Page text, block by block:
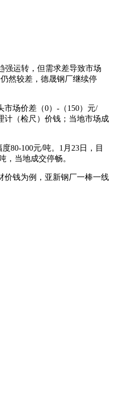
运转，但需求差导致市场
然较差，德晟钢厂继续停
场价差（0）-（150）元/
计（检尺）价钱；当地市场成
80-100元/吨。1月23日，目
，当地成交停畅。
钱为例，亚新钢厂一棒一线